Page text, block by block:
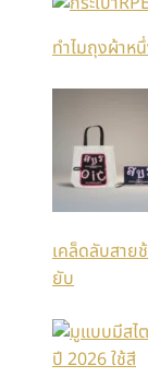
ทำไมถุงผ้าห
เคล็ดลับสาย
ยับ